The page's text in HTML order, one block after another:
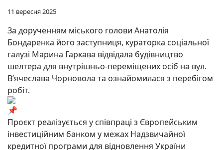
11 вересня 2025
За дорученням міського голови Анатолія
Бондаренка його заступниця, кураторка соціальної
галузі Марина Гаркава відвідала будівництво
шелтера для внутрішньо-переміщених осіб на вул.
В’ячеслава Чорновола та ознайомилася з перебігом
робіт.
Проєкт реалізується у співпраці з Європейським
інвестиційним банком у межах Надзвичайної
кредитної програми для відновлення України